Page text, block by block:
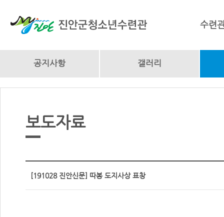
수련
공지사항 갤러리
보도자료
[191028 진안신문] 따봉 도지사상 표창